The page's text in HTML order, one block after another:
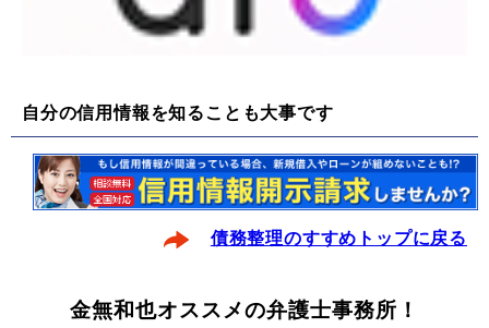
自分の信用情報を知ることも大事です
債務整理のすすめトップに戻る
金無和也オススメの弁護士事務所！